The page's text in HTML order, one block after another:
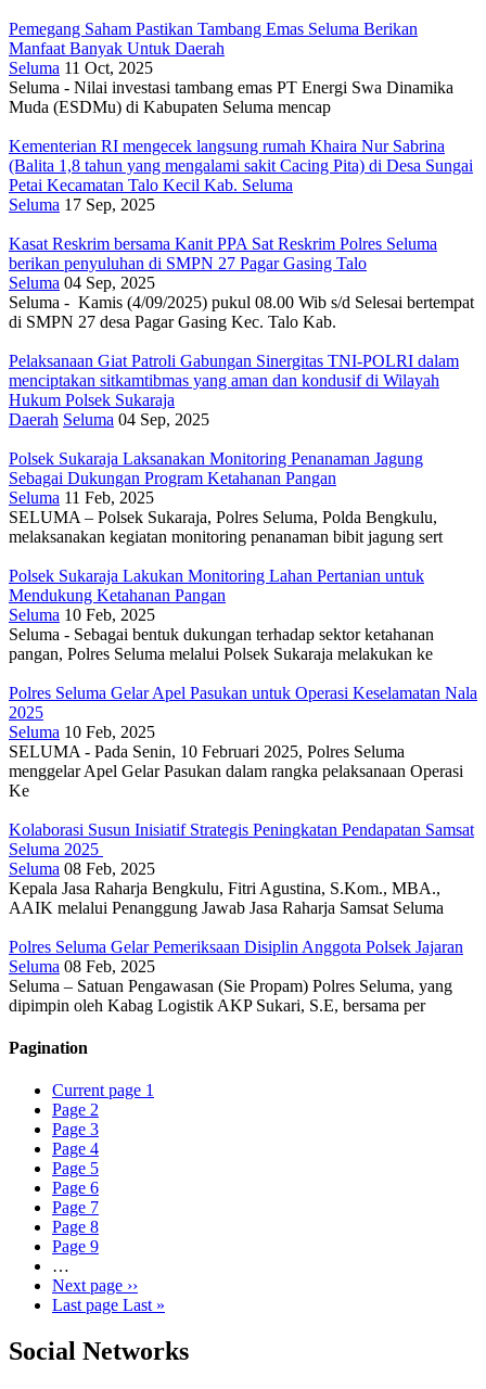
Pemegang Saham Pastikan Tambang Emas Seluma Berikan
Manfaat Banyak Untuk Daerah
Seluma 11 Oct, 2025
Seluma - Nilai investasi tambang emas PT Energi Swa Dinamika
Muda (ESDMu) di Kabupaten Seluma mencap
Kementerian RI mengecek langsung rumah Khaira Nur Sabrina
(Balita 1,8 tahun yang mengalami sakit Cacing Pita) di Desa Sungai
Petai Kecamatan Talo Kecil Kab. Seluma
Seluma 17 Sep, 2025
Kasat Reskrim bersama Kanit PPA Sat Reskrim Polres Seluma
berikan penyuluhan di SMPN 27 Pagar Gasing Talo
Seluma 04 Sep, 2025
Seluma - Kamis (4/09/2025) pukul 08.00 Wib s/d Selesai bertempat
di SMPN 27 desa Pagar Gasing Kec. Talo Kab.
Pelaksanaan Giat Patroli Gabungan Sinergitas TNI-POLRI dalam
menciptakan sitkamtibmas yang aman dan kondusif di Wilayah
Hukum Polsek Sukaraja
Daerah Seluma 04 Sep, 2025
Polsek Sukaraja Laksanakan Monitoring Penanaman Jagung
Sebagai Dukungan Program Ketahanan Pangan
Seluma 11 Feb, 2025
SELUMA – Polsek Sukaraja, Polres Seluma, Polda Bengkulu,
melaksanakan kegiatan monitoring penanaman bibit jagung sert
Polsek Sukaraja Lakukan Monitoring Lahan Pertanian untuk
Mendukung Ketahanan Pangan
Seluma 10 Feb, 2025
Seluma - Sebagai bentuk dukungan terhadap sektor ketahanan
pangan, Polres Seluma melalui Polsek Sukaraja melakukan ke
Polres Seluma Gelar Apel Pasukan untuk Operasi Keselamatan Nala
2025
Seluma 10 Feb, 2025
SELUMA - Pada Senin, 10 Februari 2025, Polres Seluma
menggelar Apel Gelar Pasukan dalam rangka pelaksanaan Operasi
Ke
Kolaborasi Susun Inisiatif Strategis Peningkatan Pendapatan Samsat
Seluma 2025
Seluma 08 Feb, 2025
Kepala Jasa Raharja Bengkulu, Fitri Agustina, S.Kom., MBA.,
AAIK melalui Penanggung Jawab Jasa Raharja Samsat Seluma
Polres Seluma Gelar Pemeriksaan Disiplin Anggota Polsek Jajaran
Seluma 08 Feb, 2025
Seluma – Satuan Pengawasan (Sie Propam) Polres Seluma, yang
dipimpin oleh Kabag Logistik AKP Sukari, S.E, bersama per
Pagination
Current page 1
Page 2
Page 3
Page 4
Page 5
Page 6
Page 7
Page 8
Page 9
…
Next page ››
Last page Last »
Social Networks